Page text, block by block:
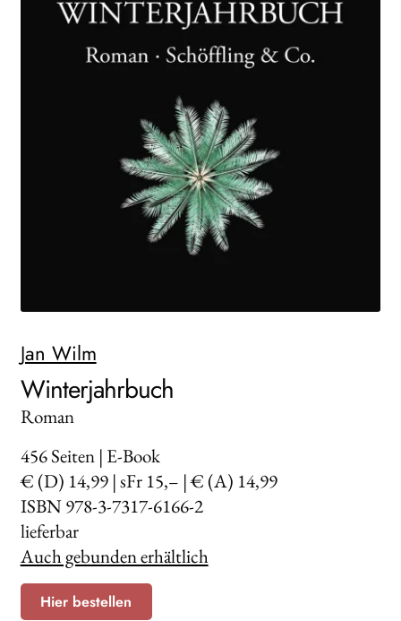
AKTUELLES
WEITERE VERLAGE
Jan Wilm
Winterjahrbuch
Roman
456Seiten | E-Book
€ (D) 14,99 | sFr 15,– | € (A) 14,99
ISBN 978-3-7317-6166-2
lieferbar
Auch gebunden erhältlich
Hier bestellen